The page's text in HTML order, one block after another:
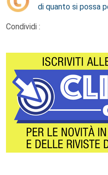
di quanto si possa
Condividi :